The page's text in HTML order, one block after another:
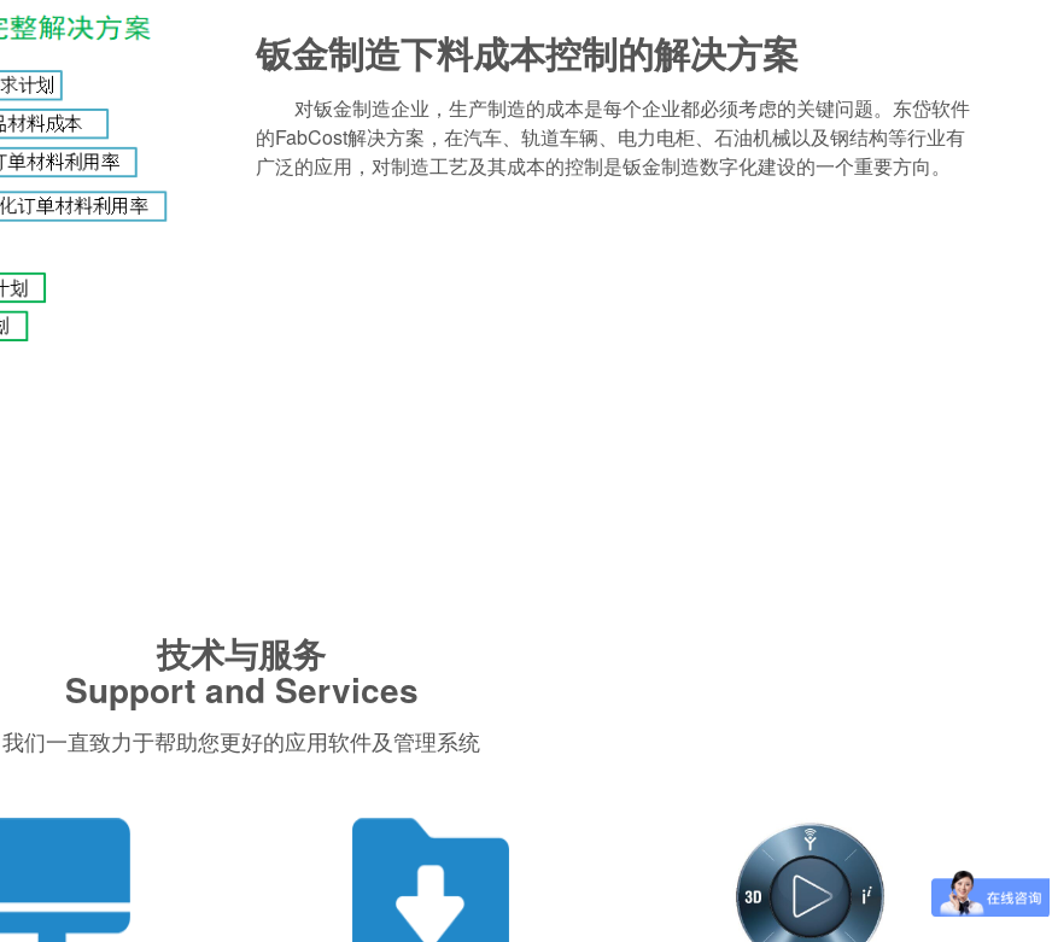
钣金制造下料成本控制的解决方案
对钣金制造企业，生产制造的成本是每个企业都必须考虑的关键问题。东岱软件
的FabCost解决方案，在汽车、轨道车辆、电力电柜、石油机械以及钢结构等行业有
广泛的应用，对制造工艺及其成本的控制是钣金制造数字化建设的一个重要方向。
技术与服务
Support and Services
我们一直致力于帮助您更好的应用软件及管理系统